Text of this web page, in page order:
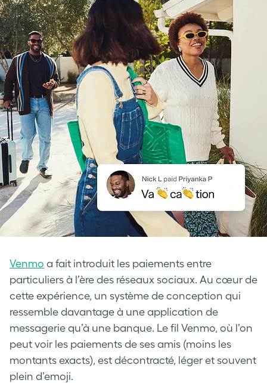
Venmo a fait introduit les paiements entre
particuliers à l’ère des réseaux sociaux. Au cœur de
cette expérience, un système de conception qui
ressemble davantage à une application de
messagerie qu’à une banque. Le fil Venmo, où l’on
peut voir les paiements de ses amis (moins les
montants exacts), est décontracté, léger et souvent
plein d’emoji.